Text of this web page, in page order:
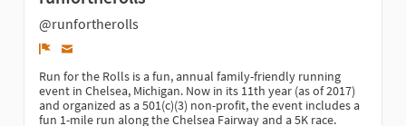
@runfortherolls
Denunciar
Run for the Rolls is a fun, annual family-friendly running
event in Chelsea, Michigan. Now in its 11th year (as of 2017)
and organized as a 501(c)(3) non-profit, the event includes a
fun 1-mile run along the Chelsea Fairway and a 5K race.